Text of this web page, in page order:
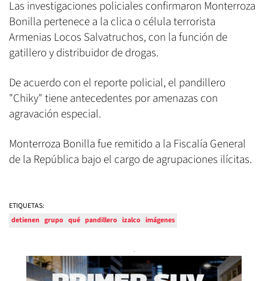
Las investigaciones policiales confirmaron Monterroza
Bonilla pertenece a la clica o célula terrorista
Armenias Locos Salvatruchos, con la función de
gatillero y distribuidor de drogas.
De acuerdo con el reporte policial, el pandillero
"Chiky" tiene antecedentes por amenazas con
agravación especial.
Monterroza Bonilla fue remitido a la Fiscalía General
de la República bajo el cargo de agrupaciones ilícitas.
ETIQUETAS:
detienen grupo qué pandillero izalco imágenes